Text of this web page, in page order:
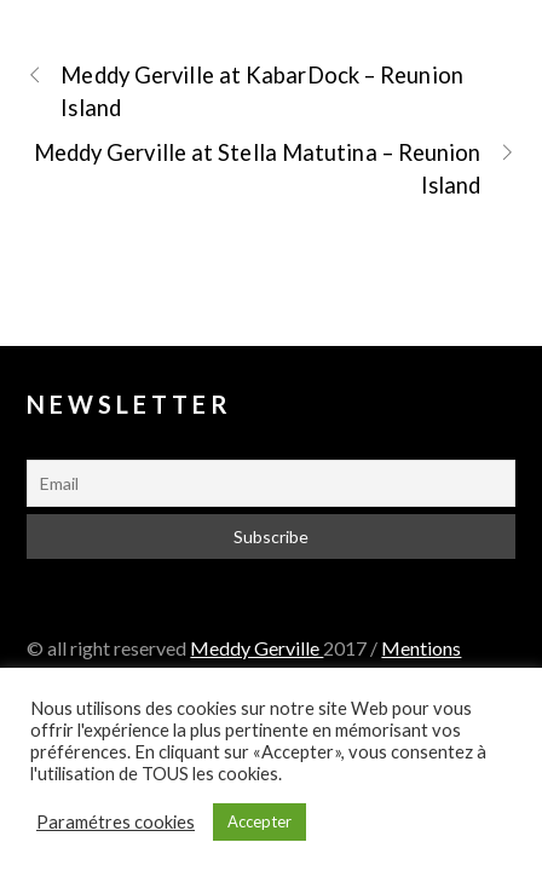
Meddy Gerville at KabarDock – Reunion
Island
Meddy Gerville at Stella Matutina – Reunion
Island
NEWSLETTER
© all right reserved Meddy Gerville 2017 / Mentions
Nous utilisons des cookies sur notre site Web pour vous
offrir l'expérience la plus pertinente en mémorisant vos
préférences. En cliquant sur «Accepter», vous consentez à
l'utilisation de TOUS les cookies.
Paramétres cookies Accepter